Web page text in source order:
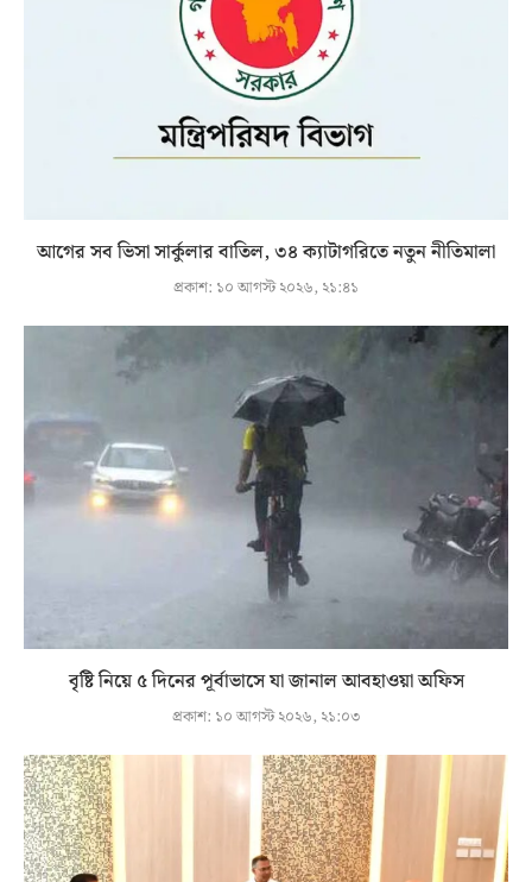
আগের সব ভিসা সার্কুলার বাতিল, ৩৪ ক্যাটাগরিতে নতুন নীতিমালা
প্রকাশ: ১০ আগস্ট ২০২৬, ২১:৪১
বৃষ্টি নিয়ে ৫ দিনের পূর্বাভাসে যা জানাল আবহাওয়া অফিস
প্রকাশ: ১০ আগস্ট ২০২৬, ২১:০৩